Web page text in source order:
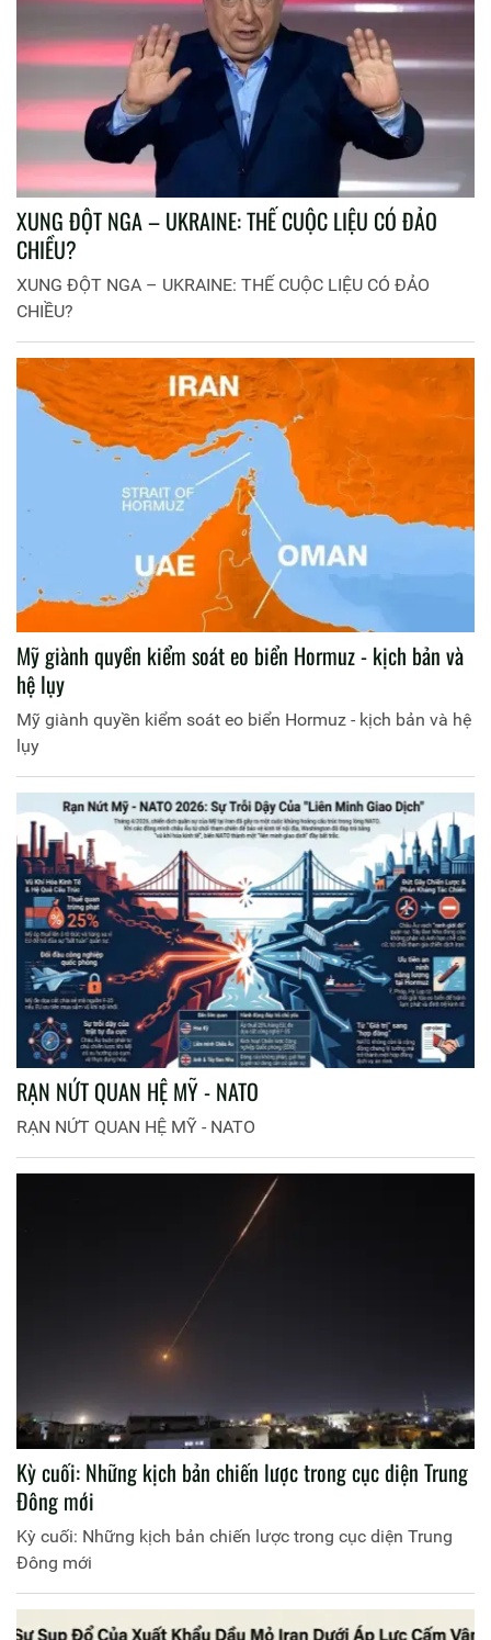
XUNG ĐỘT NGA – UKRAINE: THẾ CUỘC LIỆU CÓ ĐẢO
CHIỀU?
XUNG ĐỘT NGA – UKRAINE: THẾ CUỘC LIỆU CÓ ĐẢO
CHIỀU?
Mỹ giành quyền kiểm soát eo biển Hormuz - kịch bản và
hệ lụy
Mỹ giành quyền kiểm soát eo biển Hormuz - kịch bản và hệ
lụy
RẠN NỨT QUAN HỆ MỸ - NATO
RẠN NỨT QUAN HỆ MỸ - NATO
Kỳ cuối: Những kịch bản chiến lược trong cục diện Trung
Đông mới
Kỳ cuối: Những kịch bản chiến lược trong cục diện Trung
Đông mới